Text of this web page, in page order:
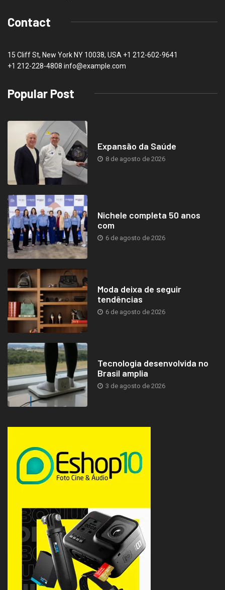
Contact
15 Cliff St, New York NY 10038, USA +1 212-602-9641
+1 212-228-4808 info@example.com
Popular Post
Expansão da Saúde
8 de agosto de 2026
Nichele completa 50 anos
com
6 de agosto de 2026
Moda deixa de seguir
tendências
6 de agosto de 2026
Tecnologia desenvolvida no
Brasil amplia
3 de agosto de 2026